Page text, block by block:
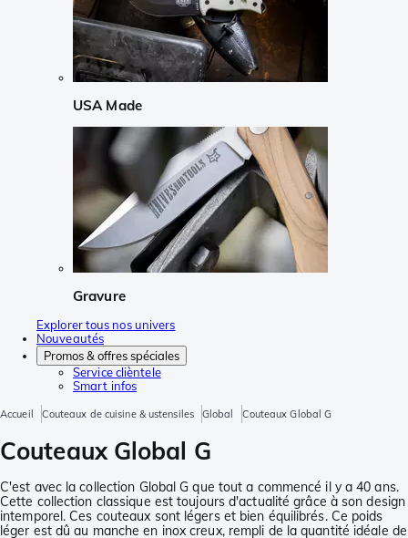
USA Made
Gravure
Explorer tous nos univers
Nouveautés
Promos & offres spéciales
Service clièntele
Smart infos
Accueil Couteaux de cuisine & ustensiles Global Couteaux Global G
Couteaux Global G
C'est avec la collection Global G que tout a commencé il y a 40 ans.
Cette collection classique est toujours d'actualité grâce à son design
intemporel. Ces couteaux sont légers et bien équilibrés. Ce poids
léger est dû au manche en inox creux, rempli de la quantité idéale de